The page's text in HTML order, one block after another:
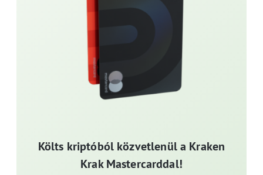
Költs kriptóból közvetlenül a Kraken
Krak Mastercarddal!